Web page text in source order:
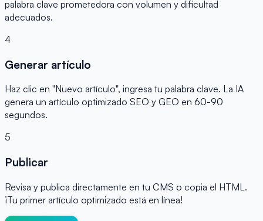
palabra clave prometedora con volumen y dificultad
adecuados.
4
Generar artículo
Haz clic en "Nuevo artículo", ingresa tu palabra clave. La IA
genera un artículo optimizado SEO y GEO en 60-90
segundos.
5
Publicar
Revisa y publica directamente en tu CMS o copia el HTML.
¡Tu primer artículo optimizado está en línea!